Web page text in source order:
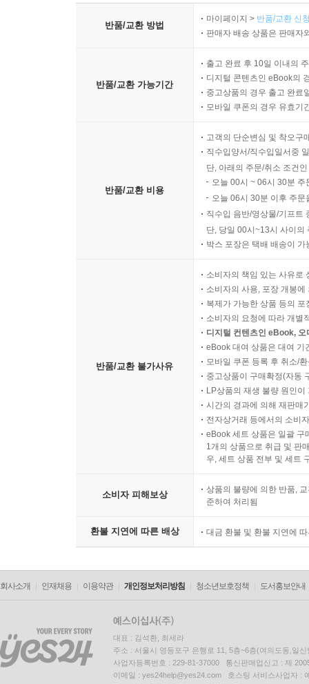
반품/교환 방법
마이페이지 > 반품/교환 신
판매자 배송 상품은 판매자
반품/교환 가능기간
출고 완료 후 10일 이내의
디지털 콘텐츠인 eBook의
중고상품의 경우 출고 완료
모바일 쿠폰의 경우 유효기
반품/교환 비용
고객의 단순변심 및 착오구
직수입양서/직수입일서중
단, 아래의 주문/취소 조건
오늘 00시 ~ 06시 30분
오늘 06시 30분 이후 주
직수입 음반/영상물/기프트
단, 당일 00시~13시 사이의
박스 포장은 택배 배송이
반품/교환 불가사유
소비자의 책임 있는 사유로
소비자의 사용, 포장 개봉
복제가 가능한 상품 등의
소비자의 요청에 따라 개별
디지털 컨텐츠인 eBook,
eBook 대여 상품은 대여 기
모바일 쿠폰 등록 후 취소/
중고상품이 구매확정(자동
LP상품의 재생 불량 원인
시간의 경과에 의해 재판매
전자상거래 등에서의 소비
eBook 세트 상품은 일괄 구
1개의 상품으로 취급 및 판
우, 세트 상품 전부 및 세트
소비자 피해보상
상품의 불량에 의한 반품,
준하여 처리됨
환불 지연에 따른 배상 대금 환불 및 환불 지연에
회사소개 인재채용 이용약관 개인정보처리방침 청소년보호정책 도서홍보안내
대표 : 김석환, 최세라
주소 : 서울시 영등포구 은행로 11, 5층~6층(여의도동,일신
사업자등록번호 : 229-81-37000 통신판매업신고 : 제
이메일 : yes24help@yes24.com 호스팅 서비스사업자 :